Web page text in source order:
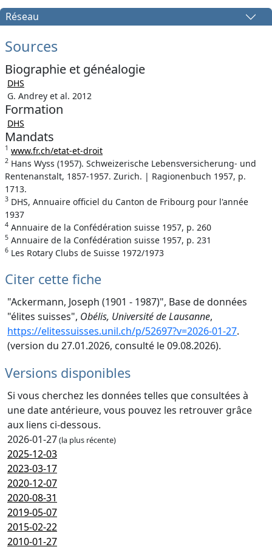
Réseau
Sources
Biographie et généalogie
DHS
G. Andrey et al. 2012
Formation
DHS
Mandats
1 www.fr.ch/etat-et-droit
2 Hans Wyss (1957). Schweizerische Lebensversicherung- und
Rentenanstalt, 1857-1957. Zurich. | Ragionenbuch 1957, p.
1713.
3 DHS, Annuaire officiel du Canton de Fribourg pour l'année
1937
4 Annuaire de la Confédération suisse 1957, p. 260
5 Annuaire de la Confédération suisse 1957, p. 231
6 Les Rotary Clubs de Suisse 1972/1973
Citer cette fiche
"Ackermann, Joseph (1901 - 1987)", Base de données
"élites suisses", Obélis, Université de Lausanne,
https://elitessuisses.unil.ch/p/52697?v=2026-01-27.
(version du 27.01.2026, consulté le 09.08.2026).
Versions disponibles
Si vous cherchez les données telles que consultées à
une date antérieure, vous pouvez les retrouver grâce
aux liens ci-dessous.
2026-01-27(la plus récente)
2025-12-03
2023-03-17
2020-12-07
2020-08-31
2019-05-07
2015-02-22
2010-01-27